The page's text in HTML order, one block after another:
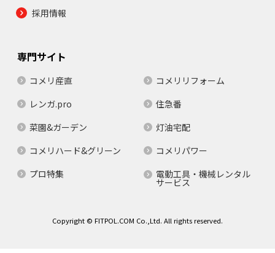
採用情報
専門サイト
コメリ産直
コメリリフォーム
レンガ.pro
住急番
菜園&ガーデン
灯油宅配
コメリハード&グリーン
コメリパワー
プロ特集
電動工具・機械レンタル
サービス
Copyright © FITPOL.COM Co.,Ltd. All rights reserved.